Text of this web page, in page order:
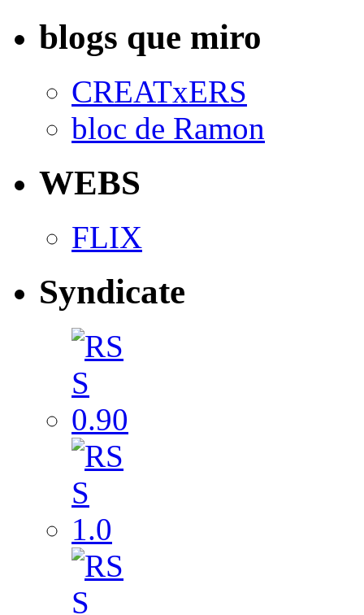
blogs que miro
CREATxERS
bloc de Ramon
WEBS
FLIX
Syndicate